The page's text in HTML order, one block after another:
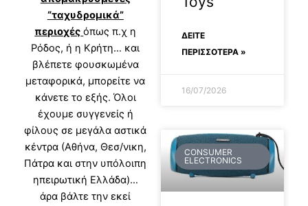
“ταχυδρομικά”
περιοχές όπως π.χ η
Ρόδος, ή η Κρήτη… και
βλέπετε φουσκωμένα
μεταφορικά, μπορείτε να
κάνετε το εξής. Όλοι
έχουμε συγγενείς ή
φίλους σε μεγάλα αστικά
κέντρα (Αθήνα, Θεσ/νικη,
Πάτρα και στην υπόλοιπη
ηπειρωτική Ελλάδα)…
άρα βάλτε την εκεί
ΔΕΊΤΕ
ΠΕΡΙΣΣΟΤΕΡΑ »
16/07/2026
CONSUMER
ELECTRONICS